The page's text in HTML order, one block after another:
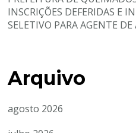
INSCRIÇÕES DEFERIDAS E
SELETIVO PARA AGENTE
Arquivo
agosto 2026